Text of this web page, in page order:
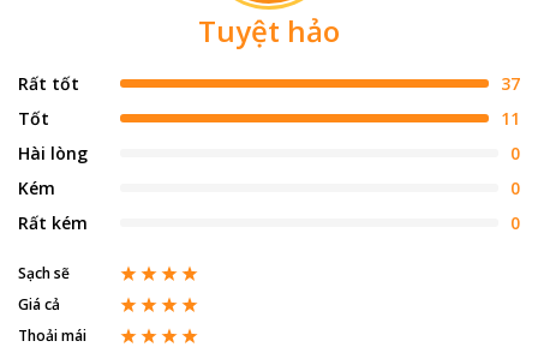
Tuyệt hảo
Rất tốt
37
Tốt
11
Hài lòng
0
Kém
0
Rất kém
0
Sạch sẽ
Giá cả
Thoải mái